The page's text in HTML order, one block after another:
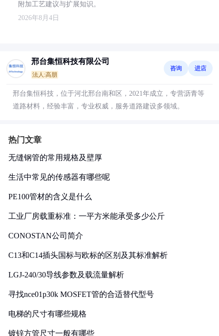
附加工艺建议与扩展知识。
2026年8月4日
邢台集恒科技有限公司
法人:高朋
咨询 进店
邢台集恒科技，位于河北邢台南和区，2021年成立，专营沥青等
道路材料，经验丰富，专业权威，服务道路建设多领域。
热门文章
无缝钢管的常用规格及壁厚
生活中常见的传感器有哪些呢
PE100管材的含义是什么
工业厂房载重标准：一平方米能承受多少公斤
CONOSTAN公司简介
C13和C14插头国标与欧标的区别及其标准解析
LGJ-240/30导线参数及载流量解析
寻找nce01p30k MOSFET管的合适替代型号
电梯的尺寸有哪些规格
镀锌方管尺寸一般有哪些